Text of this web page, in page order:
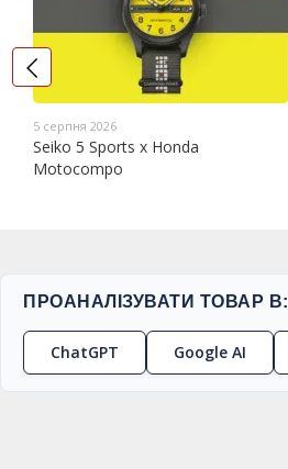
5 серпня 2026
Seiko 5 Sports x Honda
Motocompo
ПРОАНАЛІЗУВАТИ ТОВАР В:
ChatGPT Google AI